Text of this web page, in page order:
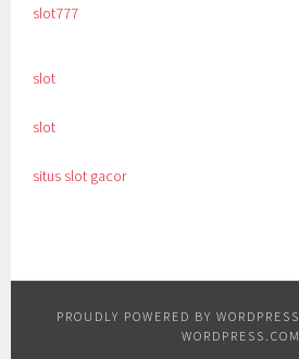
slot777
slot
slot
situs slot gacor
PROUDLY POWERED BY WORDPRESS
WORDPRESS.COM